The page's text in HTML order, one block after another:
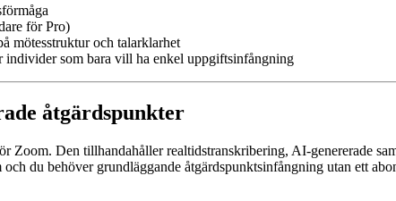
för Pro)
mötesstruktur och talarklarhet
som bara vill ha enkel uppgiftsinfångning
åtgärdspunkter
Zoom. Den tillhandahåller realtidstranskribering, AI-genererade
du behöver grundläggande åtgärdspunktsinfångning utan ett